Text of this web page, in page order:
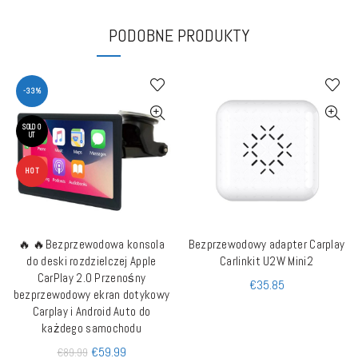
PODOBNE PRODUKTY
-33%
SOLD O
UT
HOT
DOWIEDZ SIĘ WIĘCEJ
🔥 🔥Bezprzewodowa konsola
do deski rozdzielczej Apple
CarPlay 2.0 Przenośny
bezprzewodowy ekran dotykowy
Carplay i Android Auto do
każdego samochodu
€89.99 €59.99
DODAJ DO KOSZYKA
Bezprzewodowy adapter Carplay
Carlinkit U2W Mini2
€35.85